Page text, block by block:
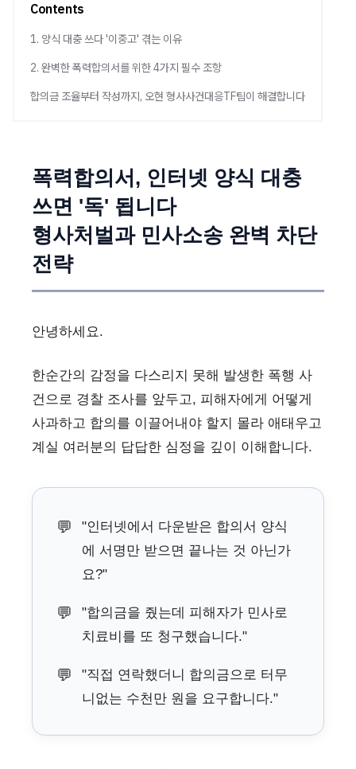
Contents
1. 양식 대충 쓰다 '이중고' 겪는 이유
2. 완벽한 폭력합의서를 위한 4가지 필수 조항
합의금 조율부터 작성까지, 오현 형사사건대응TF팀이 해결합니다
폭력합의서, 인터넷 양식 대충
쓰면 '독' 됩니다
형사처벌과 민사소송 완벽 차단
전략
안녕하세요.
한순간의 감정을 다스리지 못해 발생한 폭행 사
건으로 경찰 조사를 앞두고, 피해자에게 어떻게
사과하고 합의를 이끌어내야 할지 몰라 애태우고
계실 여러분의 답답한 심정을 깊이 이해합니다.
💬
"인터넷에서 다운받은 합의서 양식
에 서명만 받으면 끝나는 것 아닌가
요?"
💬
"합의금을 줬는데 피해자가 민사로
치료비를 또 청구했습니다."
💬
"직접 연락했더니 합의금으로 터무
니없는 수천만 원을 요구합니다."